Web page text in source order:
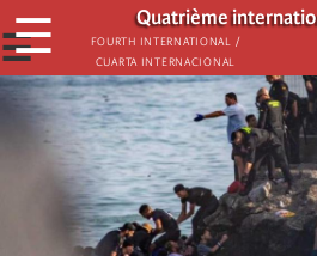
Aller
au
contenu
principal
Quatrième
Fourth International /
Cuarta Internacional
☰
☰